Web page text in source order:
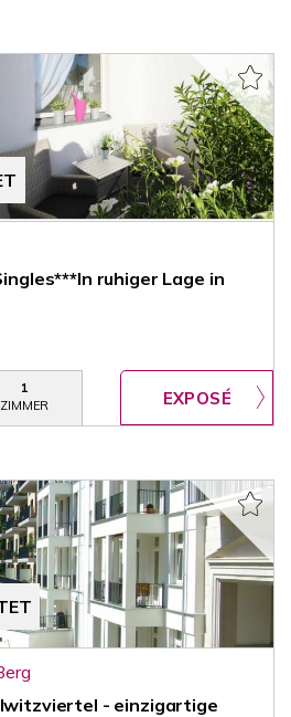
ruhiger Lage in
1
ZIMMER
- einzigartige